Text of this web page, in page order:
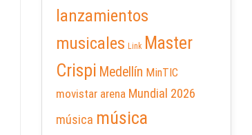
lanzamientos
musicales Link Master
Crispi Medellín MinTIC
movistar arena Mundial 2026
música música